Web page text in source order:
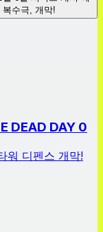
수극, 개막!
DEAD DAY 0
워 디펜스 개막!